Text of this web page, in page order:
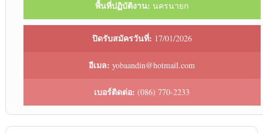
พื้นที่ปฏิบัติงาน: นครนายก
ปิดรับสมัครวันที่: 17/01/2026
อีเมล: yobaandin@hotmail.com
เบอร์ติดต่อ: (086) 770-2233